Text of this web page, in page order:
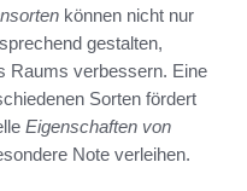
können nicht nur
gestalten,
Raums verbessern. Eine
Sorten fördert
Eigenschaften von
Note verleihen.